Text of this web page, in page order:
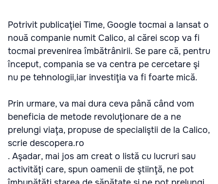
Potrivit publicaţiei Time, Google tocmai a lansat o
nouă companie numit Calico, al cărei scop va fi
tocmai prevenirea îmbătrânirii. Se pare că, pentru
început, compania se va centra pe cercetare şi
nu pe tehnologii,iar investiţia va fi foarte mică.
Prin urmare, va mai dura ceva până când vom
beneficia de metode revoluţionare de a ne
prelungi viaţa, propuse de specialiştii de la Calico,
scrie descopera.ro
. Aşadar, mai jos am creat o listă cu lucruri sau
activităţi care, spun oamenii de ştiinţă, ne pot